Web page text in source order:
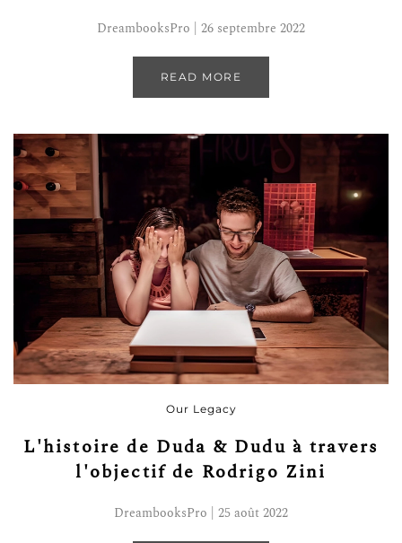
DreambooksPro | 26 septembre 2022
READ MORE
Our Legacy
L'histoire de Duda & Dudu à travers
l'objectif de Rodrigo Zini
DreambooksPro | 25 août 2022